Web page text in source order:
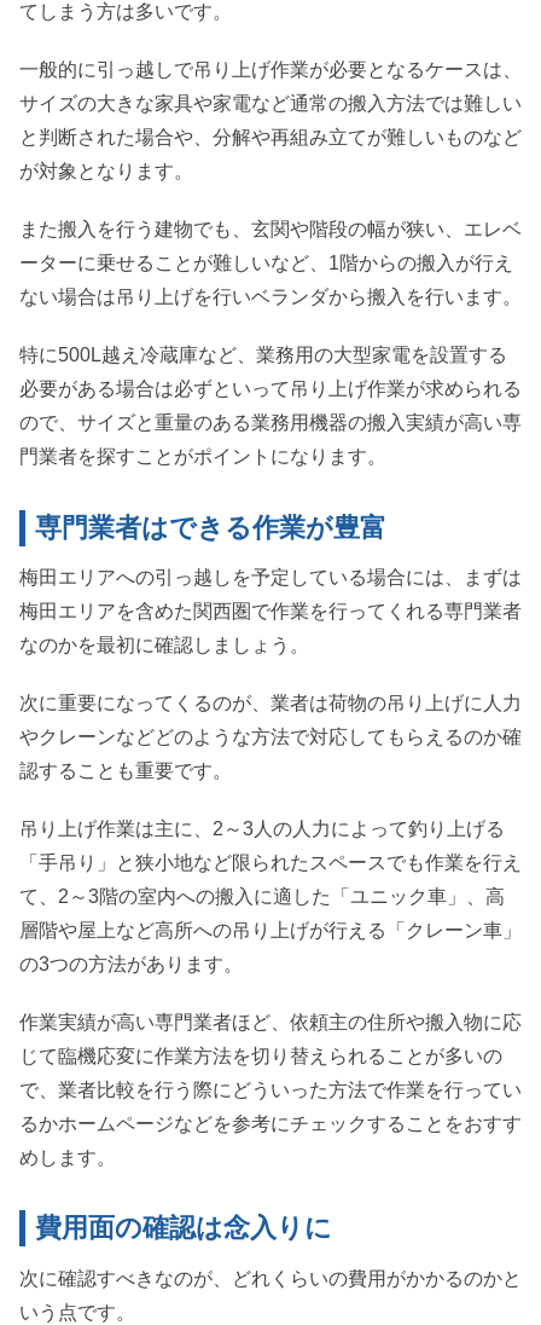
てしまう方は多いです。
一般的に引っ越しで吊り上げ作業が必要となるケースは、
サイズの大きな家具や家電など通常の搬入方法では難しい
と判断された場合や、分解や再組み立てが難しいものなど
が対象となります。
また搬入を行う建物でも、玄関や階段の幅が狭い、エレベ
ーターに乗せることが難しいなど、1階からの搬入が行え
ない場合は吊り上げを行いベランダから搬入を行います。
特に500L越え冷蔵庫など、業務用の大型家電を設置する
必要がある場合は必ずといって吊り上げ作業が求められる
ので、サイズと重量のある業務用機器の搬入実績が高い専
門業者を探すことがポイントになります。
専門業者はできる作業が豊富
梅田エリアへの引っ越しを予定している場合には、まずは
梅田エリアを含めた関西圏で作業を行ってくれる専門業者
なのかを最初に確認しましょう。
次に重要になってくるのが、業者は荷物の吊り上げに人力
やクレーンなどどのような方法で対応してもらえるのか確
認することも重要です。
吊り上げ作業は主に、2～3人の人力によって釣り上げる
「手吊り」と狭小地など限られたスペースでも作業を行え
て、2～3階の室内への搬入に適した「ユニック車」、高
層階や屋上など高所への吊り上げが行える「クレーン車」
の3つの方法があります。
作業実績が高い専門業者ほど、依頼主の住所や搬入物に応
じて臨機応変に作業方法を切り替えられることが多いの
で、業者比較を行う際にどういった方法で作業を行ってい
るかホームページなどを参考にチェックすることをおすす
めします。
費用面の確認は念入りに
次に確認すべきなのが、どれくらいの費用がかかるのかと
いう点です。